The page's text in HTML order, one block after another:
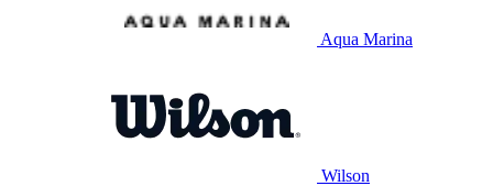
Aqua Marina
Wilson